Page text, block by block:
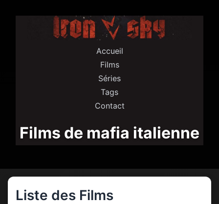
Accueil
Films
Séries
Tags
Contact
Films de mafia italienne
Liste des Films